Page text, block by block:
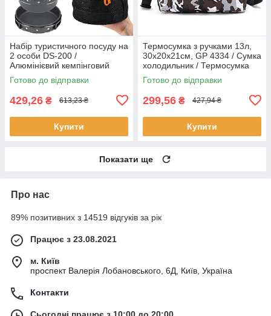
Набір туристичного посуду на
2 особи DS-200 /
Алюмінієвий кемпінговий
набір посуду / Похідний
посуд
Готово до відправки
429,26 ₴ 613,23 ₴
Купити
Термосумка з ручками 13л,
30х20х21см, GP 4334 / Сумка
холодильник / Термосумка
для їжі та напоїв
Готово до відправки
299,56 ₴ 427,94 ₴
Купити
Показати ще
Про нас
89% позитивних з 14519 відгуків за рік
Працює з 23.08.2021
м. Київ
проспект Валерія Лобановського, 6Д, Київ, Україна
Контакти
Сьогодні працює з 10:00 до 20:00